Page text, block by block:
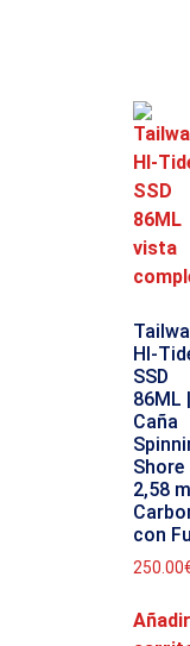
HI-
SSD
86ML |
Caña
Shore
2,58 m
con
250.00